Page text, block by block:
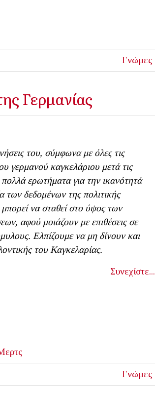
Γνώμες
Γερμανίας
του, σύμφωνα με όλες τις
γερμανού καγκελάριου μετά τις
πολλάερωτήματαγια την ικανότητά
των δεδομένων της πολιτικής
να σταθεί στο ύψος των
αφού μοιάζουν με επιθέσεις σε
Ελπίζουμε να μη δίνουν και
του Καγκελαρίας.
Συνεχίστε...
Γνώμες